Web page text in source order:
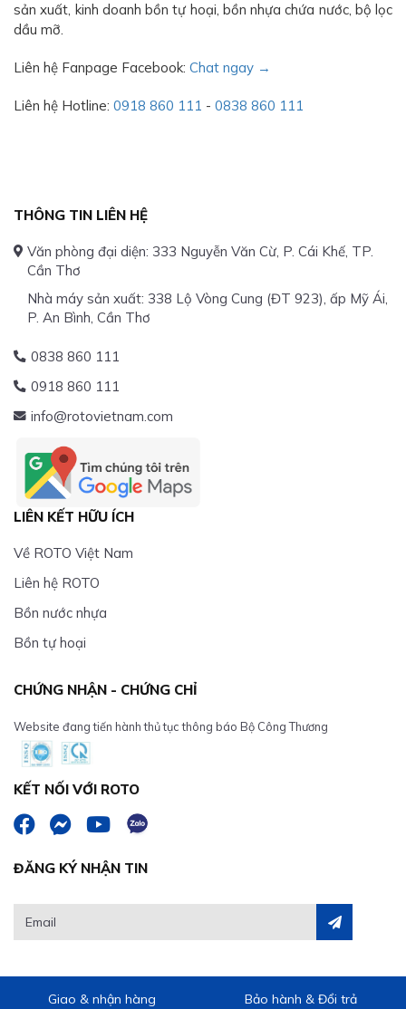
sản xuất, kinh doanh bồn tự hoại, bồn nhựa chứa nước, bộ lọc
dầu mỡ.
Liên hệ Fanpage Facebook: Chat ngay →
Liên hệ Hotline: 0918 860 111 - 0838 860 111
THÔNG TIN LIÊN HỆ
Văn phòng đại diện: 333 Nguyễn Văn Cừ, P. Cái Khế, TP.
Cần Thơ
Nhà máy sản xuất: 338 Lộ Vòng Cung (ĐT 923), ấp Mỹ Ái,
P. An Bình, Cần Thơ
0838 860 111
0918 860 111
info@rotovietnam.com
LIÊN KẾT HỮU ÍCH
Về ROTO Việt Nam
Liên hệ ROTO
Bồn nước nhựa
Bồn tự hoại
CHỨNG NHẬN - CHỨNG CHỈ
Website đang tiến hành thủ tục thông báo Bộ Công Thương
KẾT NỐI VỚI ROTO
ĐĂNG KÝ NHẬN TIN
Giao & nhận hàng Bảo hành & Đổi trả